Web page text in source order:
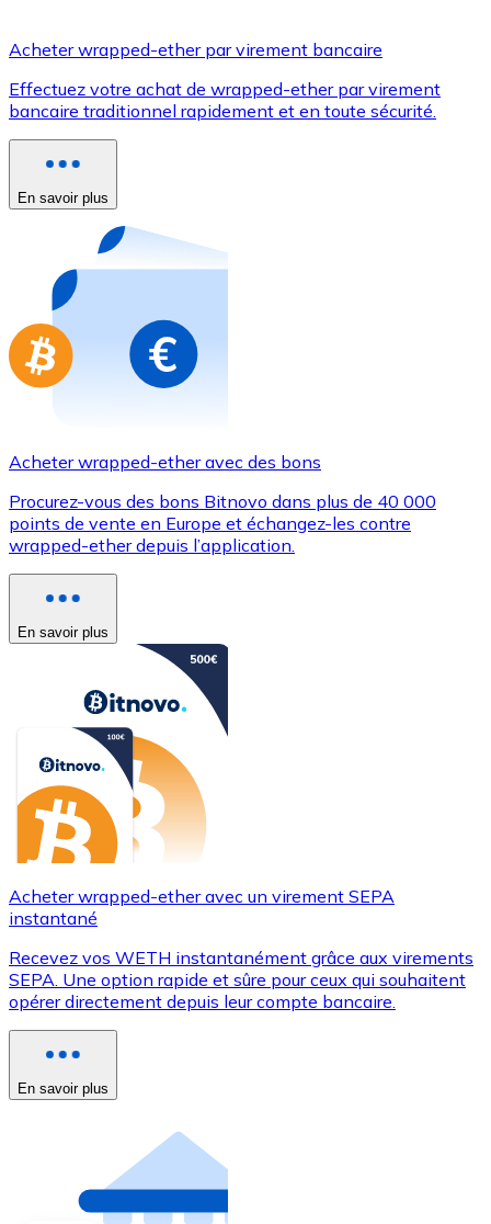
Utilisez les cartes Visa et Mastercard pour acheter
Acheter avec carte
Nouveau
Achetez des cartes-cadeaux de vos marques
Aller à la boutique de cartes-cadeaux
Acheter wrapped-ether par virement bancaire
Effectuez votre achat de wrapped-ether par virement
bancaire traditionnel rapidement et en toute sécurité.
En savoir plus
Acheter wrapped-ether avec des bons
Procurez-vous des bons Bitnovo dans plus de 40 000
points de vente en Europe et échangez-les contre
wrapped-ether depuis l’application.
En savoir plus
Acheter wrapped-ether avec un virement SEPA
instantané
Recevez vos WETH instantanément grâce aux virements
SEPA. Une option rapide et sûre pour ceux qui souhaitent
opérer directement depuis leur compte bancaire.
En savoir plus